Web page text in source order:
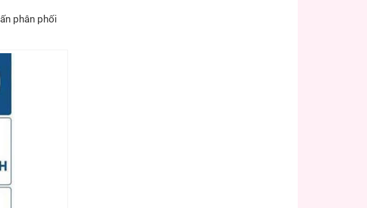
phân phối